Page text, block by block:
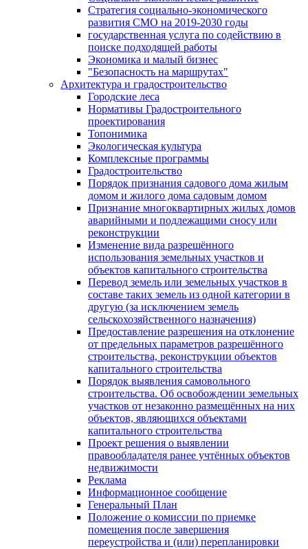
Стратегия социально-экономического
развития СМО на 2019-2030 годы
государственная услуга по содействию в
поиске подходящей работы
Экономика и малый бизнес
"Безопасность на маршрутах"
Архитектура и градостроительство
Городские леса
Нормативы Градостроительного
проектирования
Топонимика
Экологическая культура
Комплексные программы
Градостроительство
Порядок признания садового дома жилым
домом и жилого дома садовым домом
Признание многоквартирных жилых домов
аварийными и подлежащими сносу или
реконструкции
Изменение вида разрешённого
использования земельных участков и
объектов капитального строительства
Перевод земель или земельных участков в
составе таких земель из одной категории в
другую (за исключением земель
сельскохозяйственного назначения)
Предоставление разрешения на отклонение
от предельных параметров разрешённого
строительства, реконструкции объектов
капитального строительства
Порядок выявления самовольного
строительства. Об освобождении земельных
участков от незаконно размещённых на них
объектов, являющихся объектами
капитального строительства
Проект решения о выявлении
правообладателя ранее учтённых объектов
недвижимости
Реклама
Информационное сообщение
Генеральный План
Положение о комиссии по приемке
помещения после завершения
переустройства и (или) перепланировки